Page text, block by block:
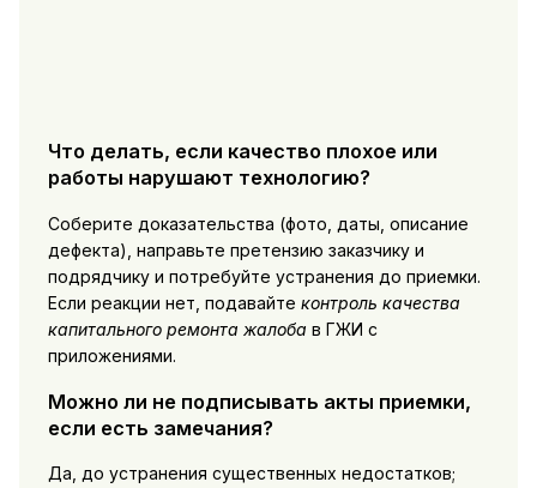
Что делать, если качество плохое или
работы нарушают технологию?
Соберите доказательства (фото, даты, описание
дефекта), направьте претензию заказчику и
подрядчику и потребуйте устранения до приемки.
Если реакции нет, подавайте контроль качества
капитального ремонта жалоба в ГЖИ с
приложениями.
Можно ли не подписывать акты приемки,
если есть замечания?
Да, до устранения существенных недостатков;